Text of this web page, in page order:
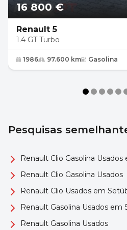
16 800 €
Renault 5
1.4 GT Turbo
1986 97.600 km Gasolina
Pesquisas
Renault Clio Gasolina Usados
Renault Clio Gasolina Usados
Renault Clio Usados em
Renault Gasolina Usados em
Renault Gasolina Usados